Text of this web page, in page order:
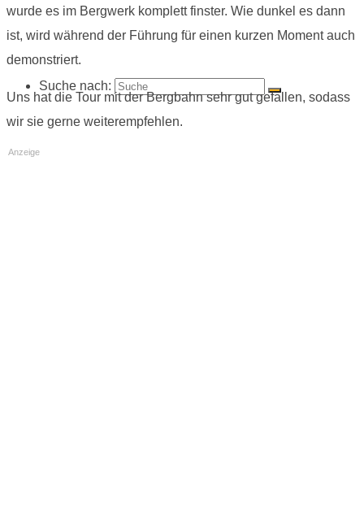
Suche nach:
wurde es im Bergwerk komplett finster. Wie dunkel es dann
ist, wird während der Führung für einen kurzen Moment auch
demonstriert.
Uns hat die Tour mit der Bergbahn sehr gut gefallen, sodass
wir sie gerne weiterempfehlen.
Anzeige